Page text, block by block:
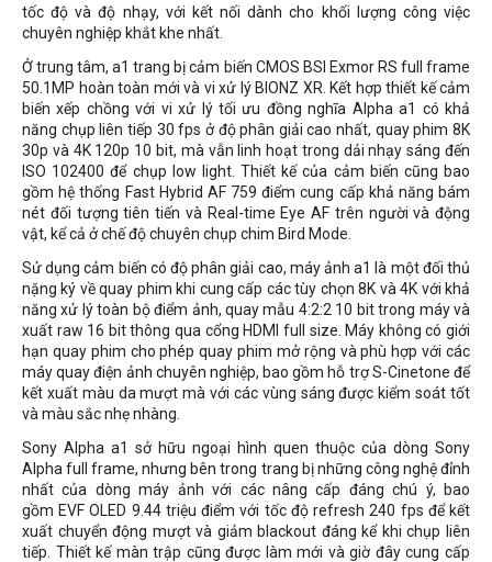
tốc độ và độ nhạy, với kết nối dành cho khối lượng công việc
chuyên nghiệp khắt khe nhất.
Ở trung tâm, a1 trang bị cảm biến CMOS BSI Exmor RS full frame
50.1MP hoàn toàn mới và vi xử lý BIONZ XR. Kết hợp thiết kế cảm
biến xếp chồng với vi xử lý tối ưu đồng nghĩa Alpha a1 có khả
năng chụp liên tiếp 30 fps ở độ phân giải cao nhất, quay phim 8K
30p và 4K 120p 10 bit, mà vẫn linh hoạt trong dải nhạy sáng đến
ISO 102400 để chụp low light. Thiết kế của cảm biến cũng bao
gồm hệ thống Fast Hybrid AF 759 điểm cung cấp khả năng bám
nét đối tượng tiên tiến và Real-time Eye AF trên người và động
vật, kể cả ở chế độ chuyên chụp chim Bird Mode.
Sử dụng cảm biến có độ phân giải cao, máy ảnh a1 là một đối thủ
nặng ký về quay phim khi cung cấp các tùy chọn 8K và 4K với khả
năng xử lý toàn bộ điểm ảnh, quay mẫu 4:2:2 10 bit trong máy và
xuất raw 16 bit thông qua cổng HDMI full size. Máy không có giới
hạn quay phim cho phép quay phim mở rộng và phù hợp với các
máy quay điện ảnh chuyên nghiệp, bao gồm hỗ trợ S-Cinetone để
kết xuất màu da mượt mà với các vùng sáng được kiểm soát tốt
và màu sắc nhẹ nhàng.
Sony Alpha a1 sở hữu ngoại hình quen thuộc của dòng Sony
Alpha full frame, nhưng bên trong trang bị những công nghệ đỉnh
nhất của dòng máy ảnh với các nâng cấp đáng chú ý, bao
gồm EVF OLED 9.44 triệu điểm với tốc độ refresh 240 fps để kết
xuất chuyển động mượt và giảm blackout đáng kể khi chụp liên
tiếp. Thiết kế màn trập cũng được làm mới và giờ đây cung cấp